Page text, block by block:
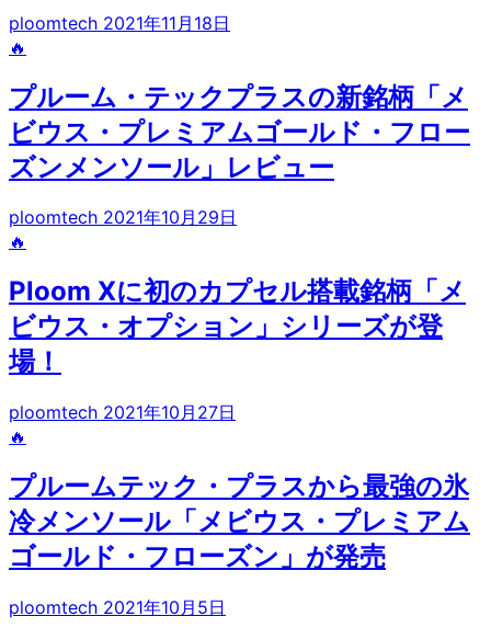
ploomtech 2021年11月18日
🔥
プルーム・テックプラスの新銘柄「メ
ビウス・プレミアムゴールド・フロー
ズンメンソール」レビュー
ploomtech 2021年10月29日
🔥
Ploom Xに初のカプセル搭載銘柄「メ
ビウス・オプション」シリーズが登
場！
ploomtech 2021年10月27日
🔥
プルームテック・プラスから最強の氷
冷メンソール「メビウス・プレミアム
ゴールド・フローズン」が発売
ploomtech 2021年10月5日